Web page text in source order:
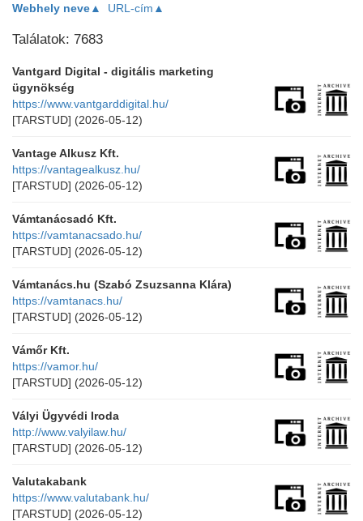
Webhely neve▲ URL-cím▲
Találatok: 7683
Vantgard Digital - digitális marketing
ügynökség
https://www.vantgarddigital.hu/
[TARSTUD] (2026-05-12)
Vantage Alkusz Kft.
https://vantagealkusz.hu/
[TARSTUD] (2026-05-12)
Vámtanácsadó Kft.
https://vamtanacsado.hu/
[TARSTUD] (2026-05-12)
Vámtanács.hu (Szabó Zsuzsanna Klára)
https://vamtanacs.hu/
[TARSTUD] (2026-05-12)
Vámőr Kft.
https://vamor.hu/
[TARSTUD] (2026-05-12)
Vályi Ügyvédi Iroda
http://www.valyilaw.hu/
[TARSTUD] (2026-05-12)
Valutakabank
https://www.valutabank.hu/
[TARSTUD] (2026-05-12)